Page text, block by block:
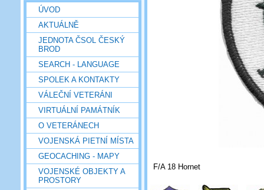
ÚVOD
AKTUÁLNĚ
JEDNOTA ČSOL ČESKÝ
BROD
SEARCH - LANGUAGE
SPOLEK A KONTAKTY
VÁLEČNÍ VETERÁNI
VIRTUÁLNÍ PAMÁTNÍK
O VETERÁNECH
VOJENSKÁ PIETNÍ MÍSTA
GEOCACHING - MAPY
VOJENSKÉ OBJEKTY A
PROSTORY
F/A 18 Hornet